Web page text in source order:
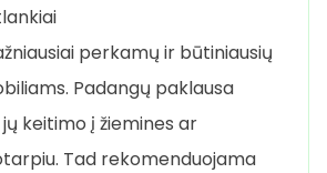
perkamų ir būtiniausių
Padangų paklausa
keitimo į žiemines ar
Tad rekomenduojama